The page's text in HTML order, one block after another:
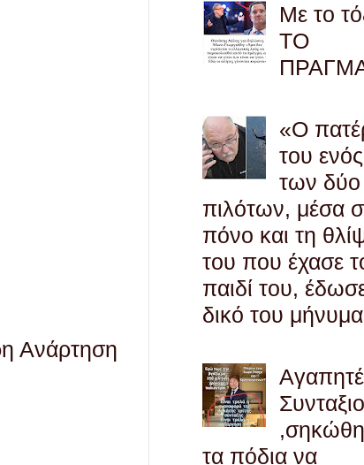
Ανάρτηση
Με το
ΤΟ
«Ο
του
των δύο
πιλότων, μέσα
πόνο και τη
του που έχασε
παιδί του,
δικό του μήνυμα
Αγαπητέ
τα πόδια να